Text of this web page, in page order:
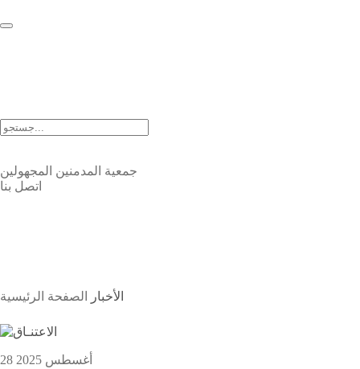
جمعية المدمنين المجهولين
اتصل بنا
الصفحة الرئيسية الأخبار
28 أغسطس 2025